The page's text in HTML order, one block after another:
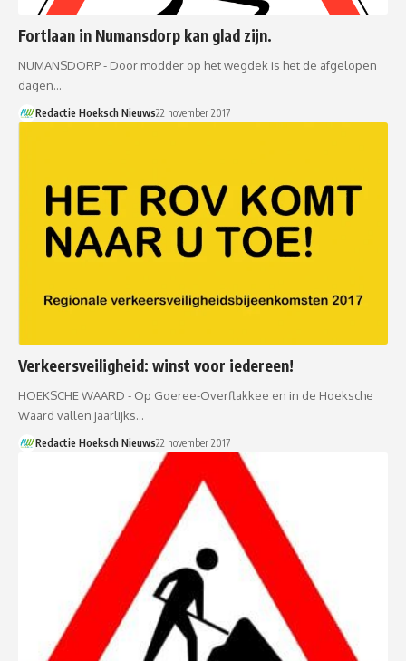
Fortlaan in Numansdorp kan glad zijn.
NUMANSDORP - Door modder op het wegdek is het de afgelopen
dagen…
Redactie Hoeksch Nieuws22 november 2017
Verkeersveiligheid: winst voor iedereen!
HOEKSCHE WAARD - Op Goeree-Overflakkee en in de Hoeksche
Waard vallen jaarlijks…
Redactie Hoeksch Nieuws22 november 2017